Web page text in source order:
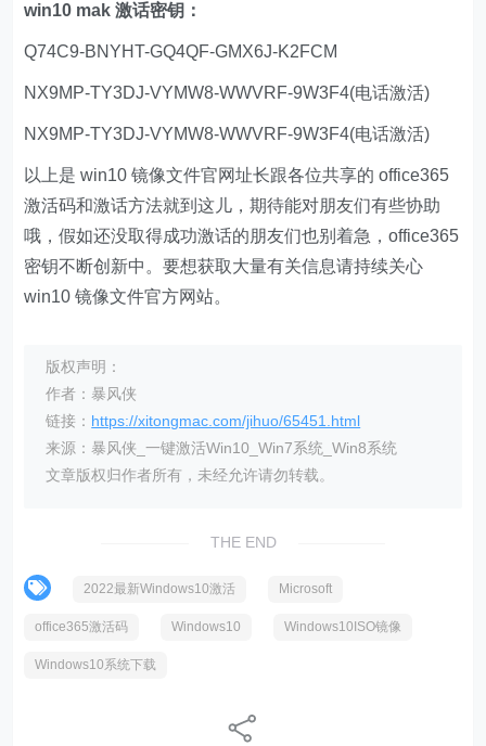
win10 mak 激话密钥：
Q74C9-BNYHT-GQ4QF-GMX6J-K2FCM
NX9MP-TY3DJ-VYMW8-WWVRF-9W3F4(电话激活)
NX9MP-TY3DJ-VYMW8-WWVRF-9W3F4(电话激活)
以上是 win10 镜像文件官网址长跟各位共享的 office365
激活码和激话方法就到这儿，期待能对朋友们有些协助
哦，假如还没取得成功激话的朋友们也别着急，office365
密钥不断创新中。要想获取大量有关信息请持续关心
win10 镜像文件官方网站。
版权声明：
作者：暴风侠
链接： https://xitongmac.com/jihuo/65451.html
来源：暴风侠_一键激活Win10_Win7系统_Win8系统
文章版权归作者所有，未经允许请勿转载。
THE END
2022最新Windows10激活 Microsoft
office365激活码 Windows10 Windows10ISO镜像
Windows10系统下载